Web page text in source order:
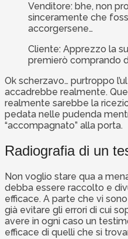
Venditore: bhe, non
sinceramente che
accorgersene…
Cliente: Apprezzo la
premierò comprando
Ok scherzavo… purtroppo
accadrebbe realmente.
realmente sarebbe la
pedata nelle pudenda
“accompagnato” alla porta.
Radiografia di un
Non voglio stare qua a
debba essere raccolto e
efficace. A parte che vi
già evitare gli errori di cui
avere in ogni caso un
efficace di quelli che si